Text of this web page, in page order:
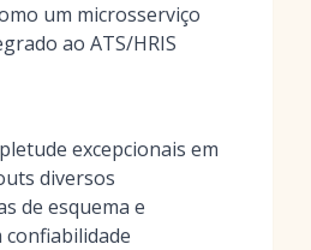
um microsserviço
ao ATS/HRIS
excepcionais em
diversos
de esquema e